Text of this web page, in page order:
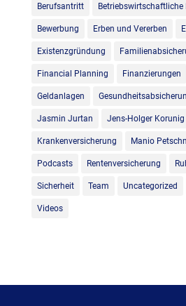
Berufsantritt
Bewerbung Erben und Vererben
Existenzgründung
Financial Planning Finanzierungen
Geldanlagen
Jasmin Jurtan Jens-Holger Korunig
Krankenversicherung Manio
Podcasts Rentenversicherung
Sicherheit Team Uncategorized
Videos